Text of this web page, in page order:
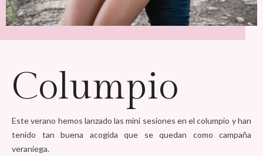
Columpio
Este verano hemos lanzado las mini sesiones en el columpio y han
tenido tan buena acogida que se quedan como campaña
veraniega.